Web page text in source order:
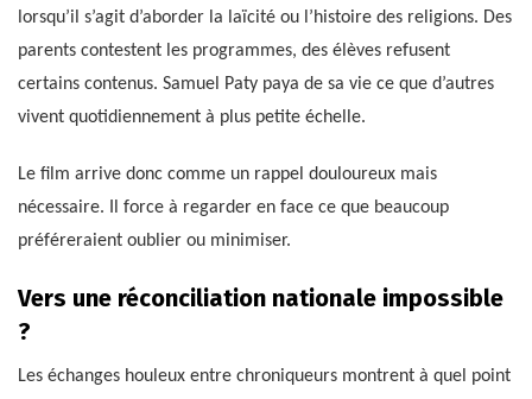
lorsqu’il s’agit d’aborder la laïcité ou l’histoire des religions. Des
parents contestent les programmes, des élèves refusent
certains contenus. Samuel Paty paya de sa vie ce que d’autres
vivent quotidiennement à plus petite échelle.
Le film arrive donc comme un rappel douloureux mais
nécessaire. Il force à regarder en face ce que beaucoup
préféreraient oublier ou minimiser.
Vers une réconciliation nationale impossible
?
Les échanges houleux entre chroniqueurs montrent à quel point